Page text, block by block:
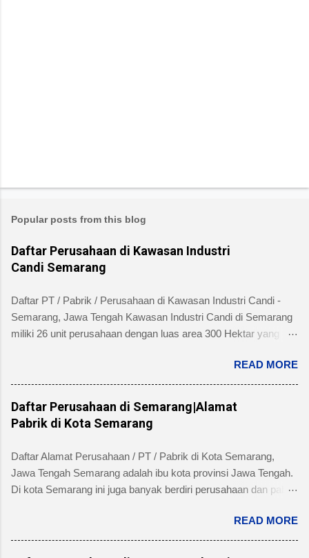
Popular posts from this blog
Daftar Perusahaan di Kawasan Industri
Candi Semarang
Daftar PT / Pabrik / Perusahaan di Kawasan Industri Candi -
Semarang, Jawa Tengah Kawasan Industri Candi di Semarang
miliki 26 unit perusahaan dengan luas area 300 Hektar yang
Kecamatan Ngaliyan dan memiliki fasilitas tanah yang siap
dibangun , jalan 20 s/d 30 meter, green belt, listrik , telepon , air,
security service dan memiliki kemudahan atau keuntungan
bebas banjir dan ideal untuk industri menengah dan besar untuk
alamat pengelola berada di Jl. Tambakaji II No. 7 Semarang
Perusahaan di Kawasan Industri Candi Semarang disertai
dengan informasi bidang usaha, alamat lengkap dan nomor
telpon masing-masing perusahaan/pabrik : PT. AMAN INDAH
READ MORE
Daftar Perusahaan di Semarang|Alamat
Pabrik di Kota Semarang
Daftar Alamat Perusahaan / PT / Pabrik di Kota Semarang,
Jawa Tengah Semarang adalah ibu kota provinsi Jawa Tengah.
Di kota Semarang ini juga banyak berdiri perusahaan dan pabrik
produsen makanan, minuman, obat-obatan / farmasi, industri
manufacture, dan lain sebagainya. Beberapa pabrik di kota
READ MORE